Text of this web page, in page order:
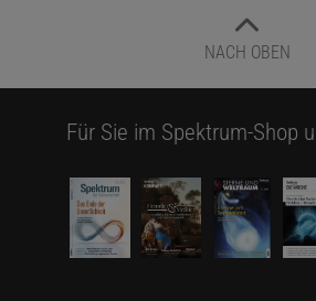
NACH OBEN
Für Sie im Spektrum-Shop